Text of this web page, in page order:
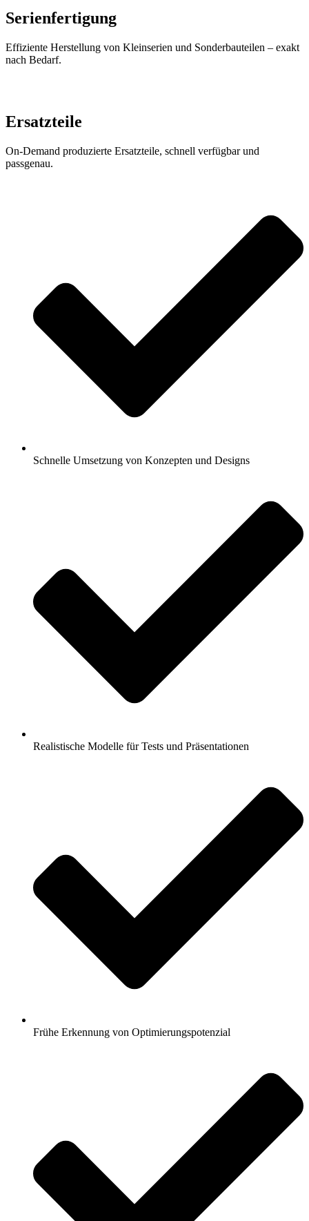
Serienfertigung
Effiziente Herstellung von Kleinserien und Sonderbauteilen – exakt
nach Bedarf.
Ersatzteile
On-Demand produzierte Ersatzteile, schnell verfügbar und
passgenau.
Schnelle Umsetzung von Konzepten und Designs
Realistische Modelle für Tests und Präsentationen
Frühe Erkennung von Optimierungspotenzial